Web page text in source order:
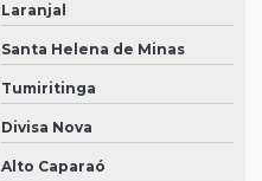
Laranjal
Santa Helena de Minas
Tumiritinga
Divisa Nova
Alto Caparaó